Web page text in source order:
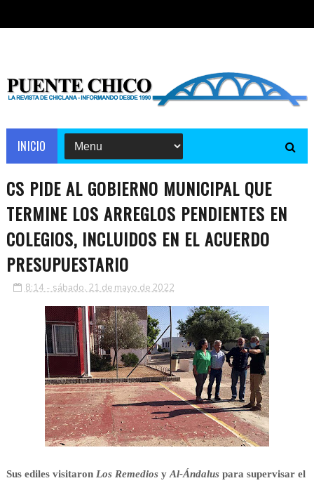
INICIO
CS PIDE AL GOBIERNO MUNICIPAL QUE
TERMINE LOS ARREGLOS PENDIENTES EN
COLEGIOS, INCLUIDOS EN EL ACUERDO
PRESUPUESTARIO
8:14 - sábado, 21 de mayo de 2022
Sus ediles visitaron Los Remediosy Al-Ándaluspara supervisar el